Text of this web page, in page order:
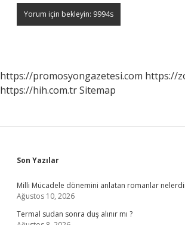
https://promosyongazetesi.com https://
https://hih.com.trSitemap
Sidebar
Son Yazılar
Milli Mücadele dönemini anlatan romanlar
Ağustos 10, 2026
Termal sudan sonra duş alınır mı ?